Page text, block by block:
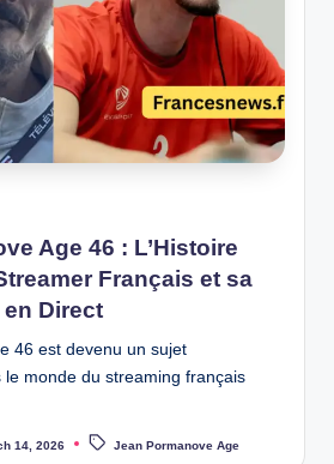
Age 46 : L’Histoire
Français et sa
Direct
46 est devenu un sujet
le monde du streaming français
14, 2026 Jean Pormanove Age